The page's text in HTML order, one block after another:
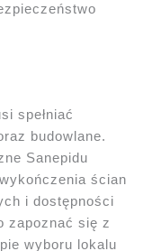
spełniać
budowlane.
Sanepidu
ścian
i dostępności
zapoznać się z
wyboru lokalu